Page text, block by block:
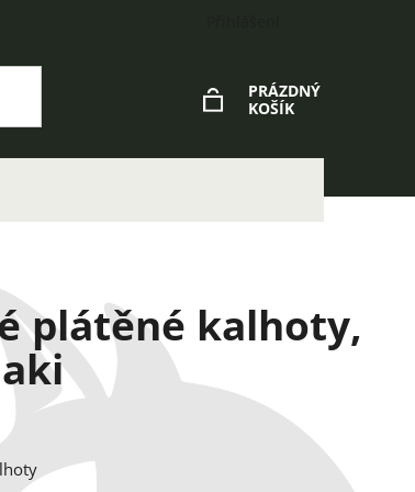
PRÁZDNÝ
KOŠÍK
plátěné kalhoty,